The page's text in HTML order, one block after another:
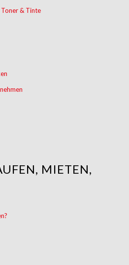
& Tinte
MIETEN,